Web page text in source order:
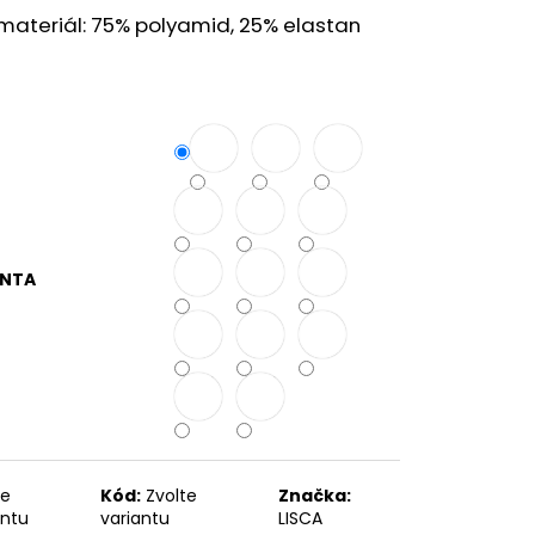
75% polyamid, 25% elastan
Kód: Zvolte
variantu
Značka:
LISCA